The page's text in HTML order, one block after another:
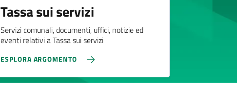
Tassa sui servizi
Servizi comunali, documenti, uffici, notizie ed
eventi relativi a Tassa sui servizi
ESPLORA ARGOMENTO